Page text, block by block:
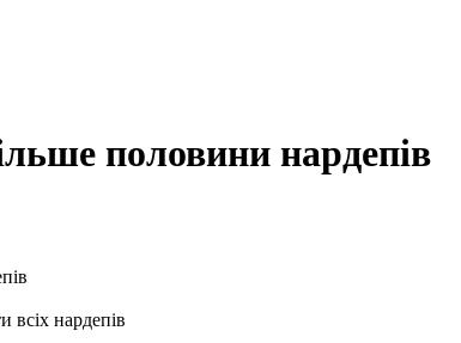
половини нардепів
всіх нардепів